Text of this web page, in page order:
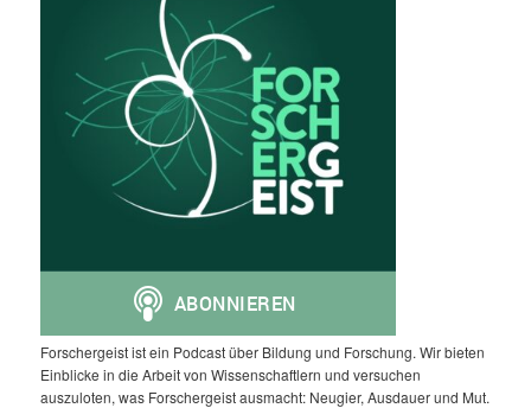
Forschergeist ist ein Podcast über Bildung und Forschung. Wir bieten
Einblicke in die Arbeit von Wissenschaftlern und versuchen
auszuloten, was Forschergeist ausmacht: Neugier, Ausdauer und Mut.